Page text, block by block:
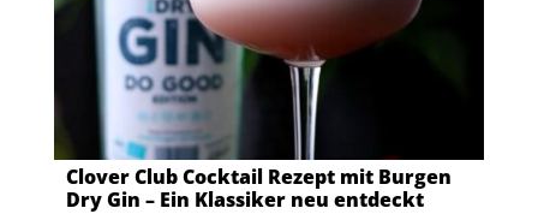
Clover Club Cocktail Rezept mit Burgen
Dry Gin – Ein Klassiker neu entdeckt